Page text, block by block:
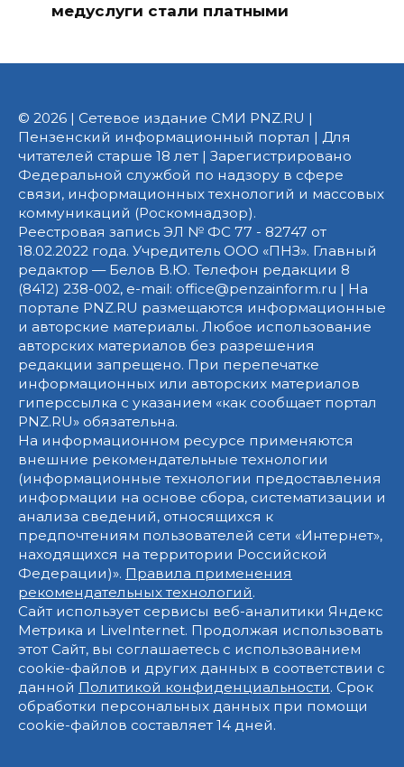
медуслуги стали платными
© 2026 | Сетевое издание СМИ PNZ.RU |
Пензенский информационный портал | Для
читателей старше 18 лет | Зарегистрировано
Федеральной службой по надзору в сфере
связи, информационных технологий и массовых
коммуникаций (Роскомнадзор).
Реестровая запись ЭЛ № ФС 77 - 82747 от
18.02.2022 года. Учредитель ООО «ПНЗ». Главный
редактор — Белов В.Ю. Телефон редакции 8
(8412) 238-002, e-mail: office@penzainform.ru | На
портале PNZ.RU размещаются информационные
и авторские материалы. Любое использование
авторских материалов без разрешения
редакции запрещено. При перепечатке
информационных или авторских материалов
гиперссылка с указанием «как сообщает портал
PNZ.RU» обязательна.
На информационном ресурсе применяются
внешние рекомендательные технологии
(информационные технологии предоставления
информации на основе сбора, систематизации и
анализа сведений, относящихся к
предпочтениям пользователей сети «Интернет»,
находящихся на территории Российской
Федерации)». Правила применения
рекомендательных технологий.
Сайт использует сервисы веб-аналитики Яндекс
Метрика и LiveInternet. Продолжая использовать
этот Сайт, вы соглашаетесь с использованием
cookie-файлов и других данных в соответствии с
данной Политикой конфиденциальности. Срок
обработки персональных данных при помощи
cookie-файлов составляет 14 дней.